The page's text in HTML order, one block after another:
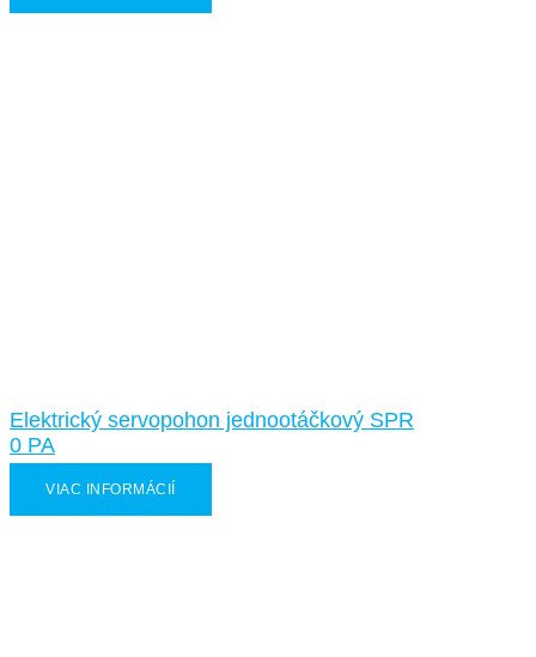
Elektrický servopohon jednootáčkový SPR
0 PA
VIAC INFORMÁCIÍ